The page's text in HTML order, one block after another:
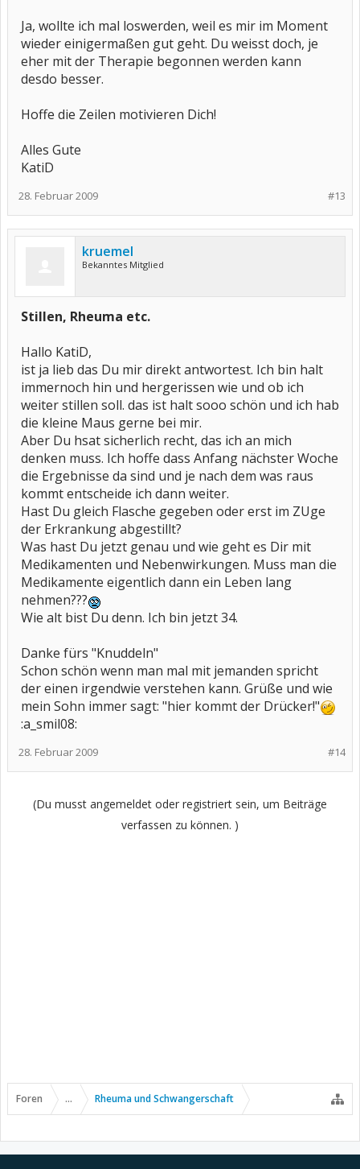
Ja, wollte ich mal loswerden, weil es mir im Moment
wieder einigermaßen gut geht. Du weisst doch, je
eher mit der Therapie begonnen werden kann
desdo besser.
Hoffe die Zeilen motivieren Dich!
Alles Gute
KatiD
#13
28. Februar 2009
kruemel
Bekanntes Mitglied
Stillen, Rheuma etc.
Hallo KatiD,
ist ja lieb das Du mir direkt antwortest. Ich bin halt
immernoch hin und hergerissen wie und ob ich
weiter stillen soll. das ist halt sooo schön und ich hab
die kleine Maus gerne bei mir.
Aber Du hsat sicherlich recht, das ich an mich
denken muss. Ich hoffe dass Anfang nächster Woche
die Ergebnisse da sind und je nach dem was raus
kommt entscheide ich dann weiter.
Hast Du gleich Flasche gegeben oder erst im ZUge
der Erkrankung abgestillt?
Was hast Du jetzt genau und wie geht es Dir mit
Medikamenten und Nebenwirkungen. Muss man die
Medikamente eigentlich dann ein Leben lang
nehmen???
Wie alt bist Du denn. Ich bin jetzt 34.
Danke fürs "Knuddeln"
Schon schön wenn man mal mit jemanden spricht
der einen irgendwie verstehen kann. Grüße und wie
mein Sohn immer sagt: "hier kommt der Drücker!"
:a_smil08:
#14
28. Februar 2009
(Du musst angemeldet oder registriert sein, um Beiträge
verfassen zu können. )
Foren ... Rheuma und Schwangerschaft